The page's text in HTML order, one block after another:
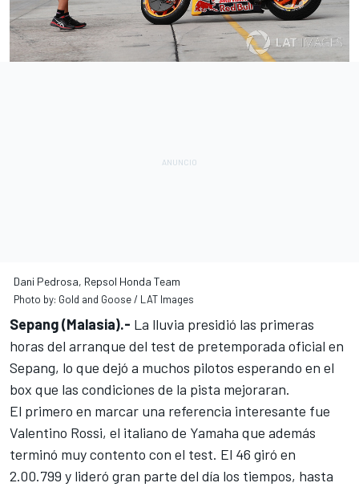
Dani Pedrosa, Repsol Honda Team
Photo by: Gold and Goose / LAT Images
Sepang (Malasia).- La lluvia presidió las primeras
horas del arranque del test de pretemporada oficial en
Sepang, lo que dejó a muchos pilotos esperando en el
box que las condiciones de la pista mejoraran.
El primero en marcar una referencia interesante fue
Valentino Rossi, el italiano de Yamaha que además
terminó muy contento con el test. El 46 giró en
2.00.799 y lideró gran parte del día los tiempos, hasta